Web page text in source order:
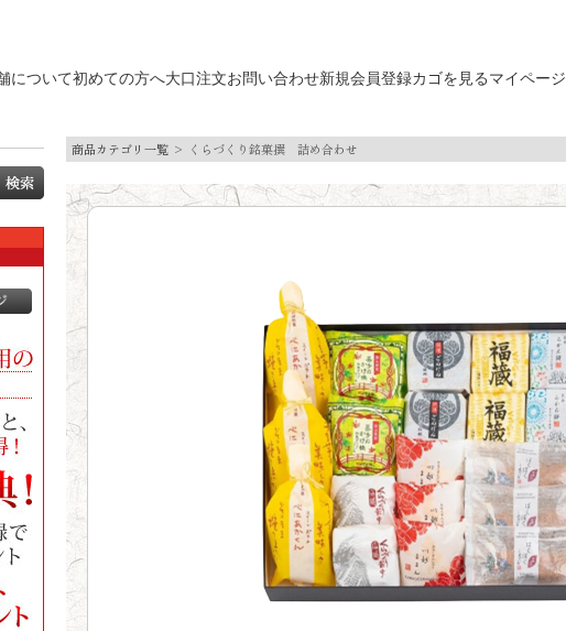
について初めての方へ大口注文お問い合わせ新規会員登録カゴを見る マイページ
商品カテゴリ一覧 くらづくり銘菓撰 詰め合わせ